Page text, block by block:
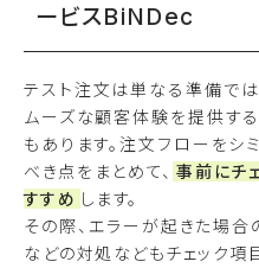
ービスBiNDec
テスト注文は単なる準備で
ムーズな顧客体験を提供す
もあります。注文フローをシ
べき点をまとめて、 事前にチ
すすめ します。
その際、エラーが起きた場合
などの対処などもチェック項